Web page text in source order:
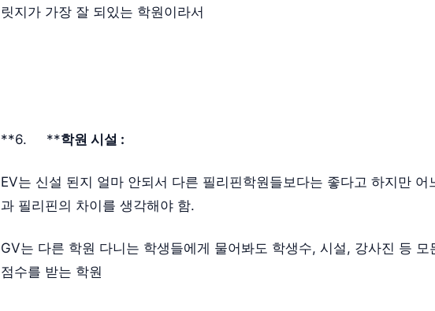
릿지가 가장 잘 되있는 학원이라서
**6. **학원 시설 :
EV는 신설 된지 얼마 안되서 다른 필리핀학원들보다는 좋다고 하지만 어
과 필리핀의 차이를 생각해야 함.
GV는 다른 학원 다니는 학생들에게 물어봐도 학생수, 시설, 강사진 등 모
점수를 받는 학원